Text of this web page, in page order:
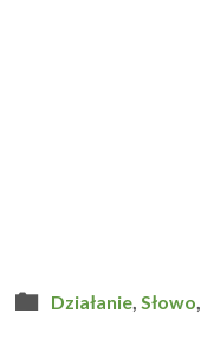
Działanie, Słowo,